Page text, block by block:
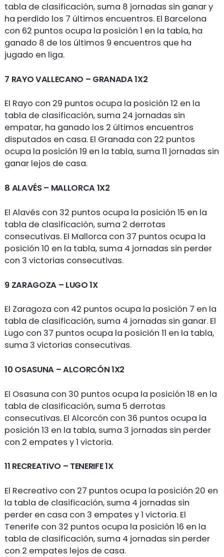
tabla de clasificación, suma 8 jornadas sin ganar y
ha perdido los 7 últimos encuentros. El Barcelona
con 62 puntos ocupa la posición 1 en la tabla, ha
ganado 8 de los últimos 9 encuentros que ha
jugado en liga.
7 RAYO VALLECANO – GRANADA 1X2
El Rayo con 29 puntos ocupa la posición 12 en la
tabla de clasificación, suma 24 jornadas sin
empatar, ha ganado los 2 últimos encuentros
disputados en casa. El Granada con 22 puntos
ocupa la posición 19 en la tabla, suma 11 jornadas sin
ganar lejos de casa.
8 ALAVÉS – MALLORCA 1X2
El Alavés con 32 puntos ocupa la posición 15 en la
tabla de clasificación, suma 2 derrotas
consecutivas. El Mallorca con 37 puntos ocupa la
posición 10 en la tabla, suma 4 jornadas sin perder
con 3 victorias consecutivas.
9 ZARAGOZA – LUGO 1X
El Zaragoza con 42 puntos ocupa la posición 7 en la
tabla de clasificación, suma 4 jornadas sin ganar. El
Lugo con 37 puntos ocupa la posición 11 en la tabla,
suma 3 victorias consecutivas.
10 OSASUNA – ALCORCÓN 1X2
El Osasuna con 30 puntos ocupa la posición 18 en la
tabla de clasificación, suma 5 derrotas
consecutivas. El Alcorcón con 36 puntos ocupa la
posición 13 en la tabla, suma 3 jornadas sin perder
con 2 empates y 1 victoria.
11 RECREATIVO – TENERIFE 1X
El Recreativo con 27 puntos ocupa la posición 20 en
la tabla de clasificación, suma 4 jornadas sin
perder en casa con 3 empates y 1 victoria. El
Tenerife con 32 puntos ocupa la posición 16 en la
tabla de clasificación, suma 4 jornadas sin perder
con 2 empates lejos de casa.